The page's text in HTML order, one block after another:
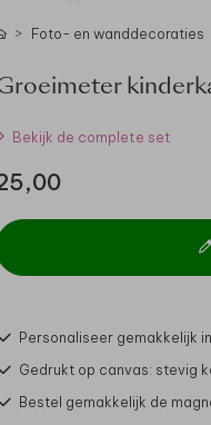
Foto- en wanddecoraties
Bekijk de complete set
Personaliseer gemakkelijk
Gedrukt op canvas: stevig
Bestel gemakkelijk de